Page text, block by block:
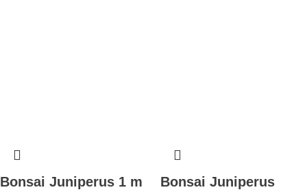
Bonsai Juniperus 1 m
Bonsai Juniperus